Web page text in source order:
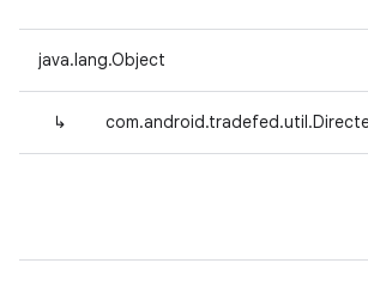
java.lang.Object
↳